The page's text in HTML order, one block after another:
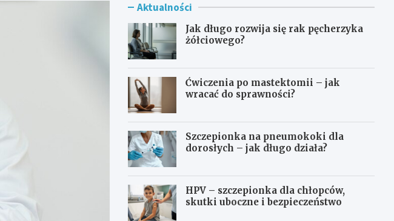
Aktualności
Jak długo rozwija się rak pęcherzyka
żółciowego?
Ćwiczenia po mastektomii – jak
wracać do sprawności?
Szczepionka na pneumokoki dla
dorosłych – jak długo działa?
HPV – szczepionka dla chłopców,
skutki uboczne i bezpieczeństwo